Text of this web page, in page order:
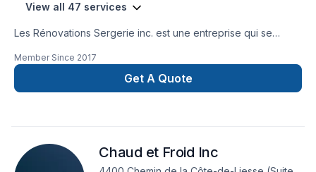
View all 47 services
Les Rénovations Sergerie inc. est une entreprise qui se
tout genre. Plus précisément, en cuisine,salle de bain,finition
de sous sol ,projet clé en main ,agrandissement en tout
genre ,démolition. Nous saurons répondre à vos attentes
rencontrer. Un service à la hauteur de vos attentes !!!
Member Since 2017
Get A Quote
Chaud et Froid Inc